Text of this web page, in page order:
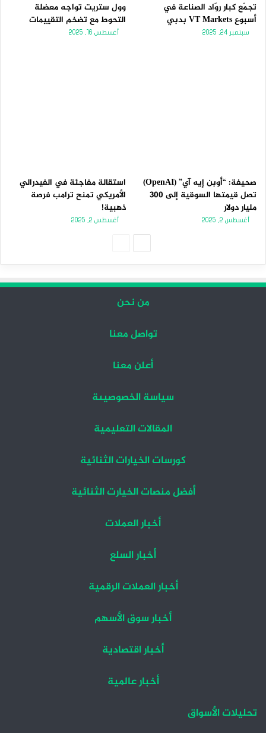
تجمّع كبار روّاد الصناعة في
أسبوع VT Markets بدبي
سبتمبر 24, 2025
وول ستريت تواجه معضلة
التحوط مع تضخم التقييمات
أغسطس 16, 2025
صحيفة: “أوبن إيه آي” (OpenAI)
تصل قيمتها السوقية إلى 300
مليار دولار
أغسطس 2, 2025
استقالة مفاجئة في الفيدرالي
الأمريكي تمنح ترامب فرصة
ذهبية!
أغسطس 2, 2025
من نحن
تواصل معنا
أعلن معنا
سياسة الخصوصيىة
المقالات التعليمية
كورسات الخيارات الثنائية
أفضل منصات الخيارت الثنائية
أخبار العملات
أخبار السلع
أخبار العملات الرقمية
أخبار سوق الأسهم
أخبار اقتصادية
أخبار عالمية
تحليلات الأسواق